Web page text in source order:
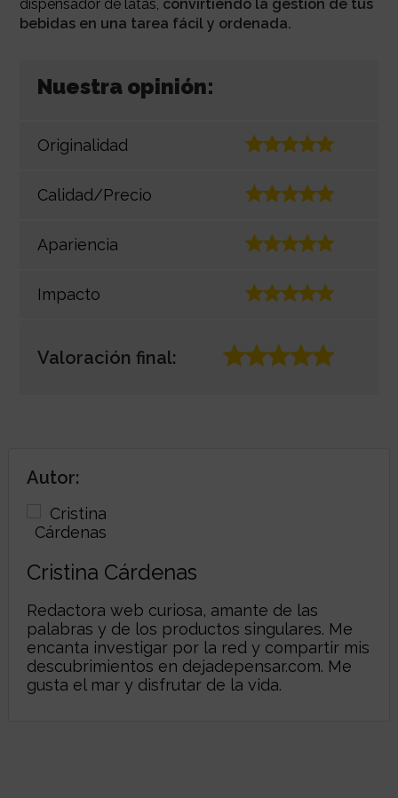
dispensador de latas, convirtiendo la gestión de tus
bebidas en una tarea fácil y ordenada.
Nuestra opinión:
Originalidad
Calidad/Precio
Apariencia
Impacto
Valoración final:
Autor:
Cristina Cárdenas
Redactora web curiosa, amante de las
palabras y de los productos singulares. Me
encanta investigar por la red y compartir mis
descubrimientos en dejadepensar.com. Me
gusta el mar y disfrutar de la vida.